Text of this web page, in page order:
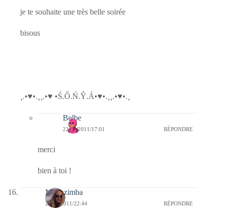
je te souhaite une très belle soirée
bisous
¸.•♥•.¸¸.•♥ •Ś.Ő.Ń.Ŷ.Á•♥•.¸¸.•♥•.¸
Belbe
22/03/2011/17:01 RÉPONDRE
merci
bien à toi !
Monazimba
21/03/2011/22:44 RÉPONDRE